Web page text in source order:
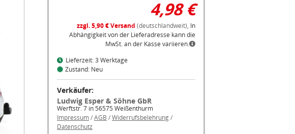
4,98 €
zzgl. 5,90 € Versand (deutschlandweit), In
Abhängigkeit von der Lieferadresse kann die
MwSt. an der Kasse variieren.
Lieferzeit: 3 Werktage
Zustand: Neu
Verkäufer:
Ludwig Esper & Söhne GbR
Werftstr. 7 in 56575 Weißenthurm
Impressum/AGB /Widerrufsbelehrung/
Datenschutz